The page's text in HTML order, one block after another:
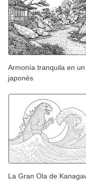
Armonía tranquila en
japonés
La Gran Ola de